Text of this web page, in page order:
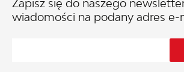
Zapisz się do naszego
wiadomości na podany adres e-